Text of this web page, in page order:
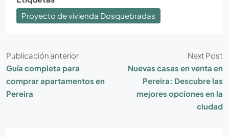
Proyecto de vivienda Dosquebradas
Publicación anterior
Guía completa para
comprar apartamentos en
Pereira
Next Post
Nuevas casas en venta en
Pereira: Descubre las
mejores opciones en la
ciudad